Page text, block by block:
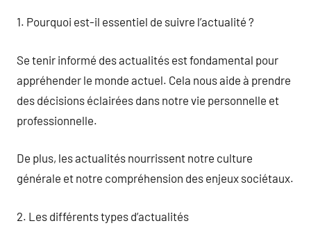
1. Pourquoi est-il essentiel de suivre l’actualité ?
Se tenir informé des actualités est fondamental pour
appréhender le monde actuel. Cela nous aide à prendre
des décisions éclairées dans notre vie personnelle et
professionnelle.
De plus, les actualités nourrissent notre culture
générale et notre compréhension des enjeux sociétaux.
2. Les différents types d’actualités